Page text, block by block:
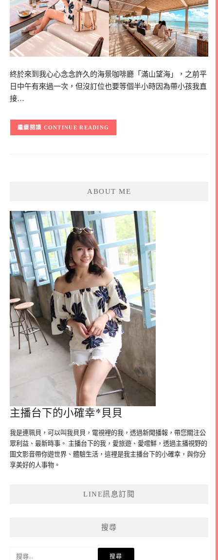
終於來到我心心念念許久的海景咖啡廳「滿山望海」，之前平
日中午有來過一次，但沒訂位也要等個半小時因為帶小孩我直
接…
CONTINUE READING
ABOUT ME
主播台下的小確幸*貝貝
我是連珮貝，可以叫我貝貝，電視裡的我，透過新聞播報，帶您關注公
眾利益、最新時事。 主播台下的我，愛旅遊、愛嚐鮮，透過主播視野的
圖文影音帶你遊世界、體驗生活，這裡是我主播台下的小確幸，與你分
享美好的人事物。
LINE訊息訂閱
搜尋